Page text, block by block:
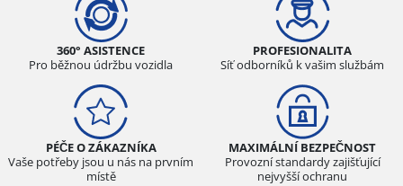
360° ASISTENCE
Pro běžnou údržbu vozidla
PROFESIONALITA
Síť odborníků k vašim službám
PÉČE O ZÁKAZNÍKA
Vaše potřeby jsou u nás na prvním
místě
MAXIMÁLNÍ BEZPEČNOST
Provozní standardy zajišťující
nejvyšší ochranu